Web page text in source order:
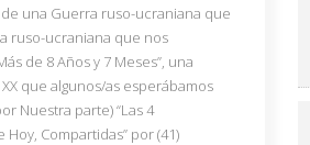
una Guerra ruso-ucraniana que
ruso-ucraniana que nos
de 8 Años y 7 Meses”, una
que algunos/as esperábamos
Nuestra parte) “Las 4
Compartidas” por (41)